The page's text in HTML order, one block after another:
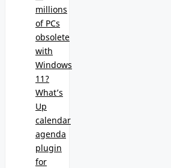
millions
of PCs
obsolete
with
Windows
11?
What’s
Up
calendar
agenda
plugin
for